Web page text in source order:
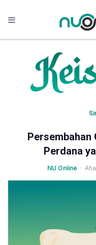
Persembahan
Perdana
NU Online ·